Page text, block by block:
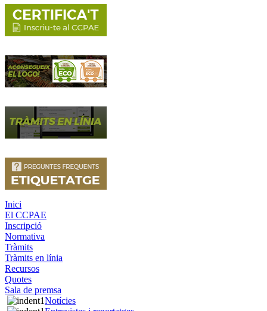
Inici
El CCPAE
Inscripció
Normativa
Tràmits
Tràmits en línia
Recursos
Quotes
Sala de premsa
Notícies